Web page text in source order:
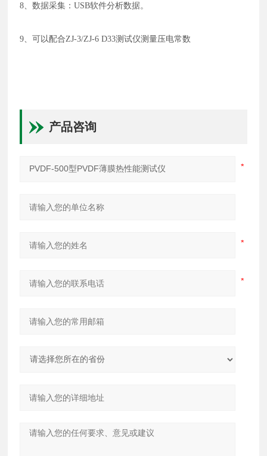
8、数据采集：USB软件分析数据。
9、可以配合ZJ-3/ZJ-6 D33测试仪测量压电常数
产品咨询